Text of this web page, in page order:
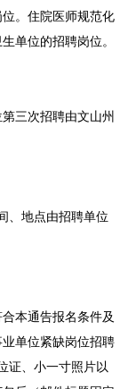
。住院医师规范化
单位的招聘岗位。
三次招聘由文山州
、地点由招聘单位
本通告报名条件及
单位紧缺岗位招聘
证、小一寸照片以